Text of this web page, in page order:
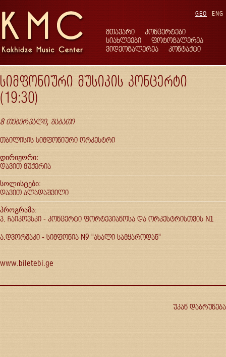
ENG
GEO
მთავარი
კონცერტები
სიახლეები
ფოტოგალერეა
ვიდეოგალერეა
კონტაქტი
სიმფონიური მუსიკის კონცერტი
(19:30)
8 თებერვალი, შაბათი
თბილისის სიმფონიური ორკესტრი
დირიჟორი:
დავით მუქერია
სოლისტები:
დავით ალადაშვილი
პროგრამა:
პ. ჩაიკოვსკი - კონცერტი ფორტეპიანოსა და ორკესტრისთვის N1
ა.დვორჟაკი - სიმფონია N9 "ახალი სამყაროდან"
www.biletebi.ge
უკან დაბრუნება